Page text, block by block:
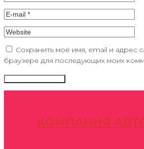
Сохранить моё имя, email и адрес
браузере для последующих моих
КОМПАНИЯ